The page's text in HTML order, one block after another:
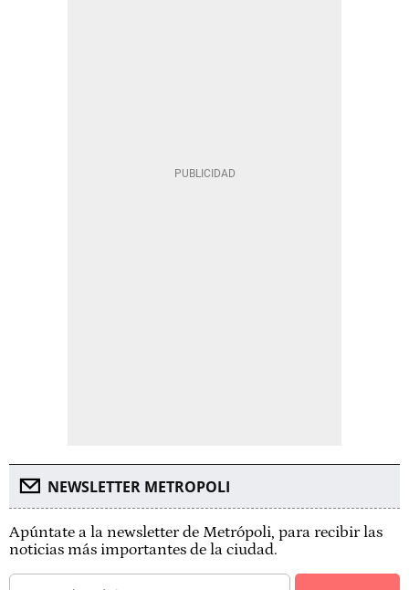
NEWSLETTER METROPOLI
Apúntate a la newsletter de Metrópoli, para recibir las
noticias más importantes de la ciudad.